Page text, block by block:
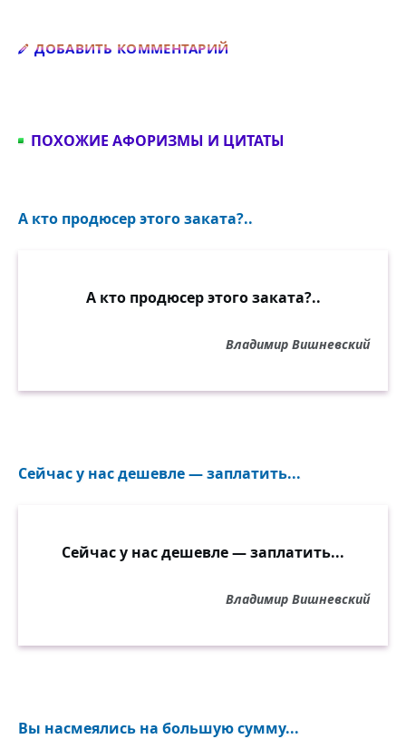
ДОБАВИТЬ КОММЕНТАРИЙ
ПОХОЖИЕ АФОРИЗМЫ И ЦИТАТЫ
А кто продюсер этого заката?..
А кто продюсер этого заката?..
Владимир Вишневский
Сейчас у нас дешевле — заплатить...
Сейчас у нас дешевле — заплатить...
Владимир Вишневский
Вы насмеялись на большую сумму...